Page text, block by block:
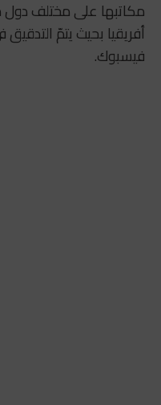
مكاتبها على مختلف
أفريقيا بحيث يتمّ
فيسبوك.